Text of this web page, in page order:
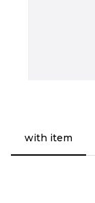
with item